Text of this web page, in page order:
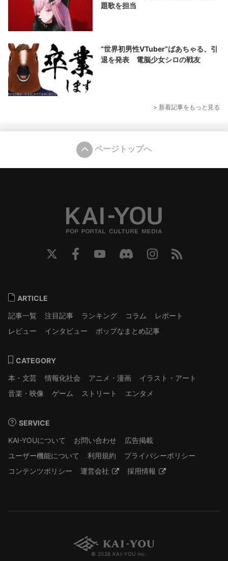
題歌を担当
“世界初男性VTuber”ばあちゃる、引
退を発表 電脳少女シロの戦友
> 新着記事をもっと見る
ページトップへ
ARTICLE
記事一覧
注目記事 ランキング コラム
レポート
レビュー
インタビュー ポップなまとめ記事
CATEGORY
本・文芸
情報化社会 アニメ・漫画
イラスト・アート
音楽・映像
ゲーム ストリート エンタメ
SERVICE
KAI-YOUについて
お問い合わせ
広告掲載
ユーザー機能について
利用規約
プライバシーポリシー
コンテンツポリシー
運営会社 採用情報
© 2026 KAI-YOU inc.